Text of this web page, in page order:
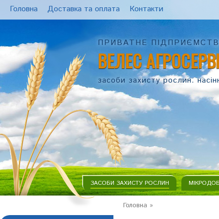
ПРИВАТНЕ
ВЕЛЕС
засоби захисту рослин.
Головна Доставка та оплата Контакти
ЗАСОБИ ЗАХИСТУ РОСЛИН
Головна »